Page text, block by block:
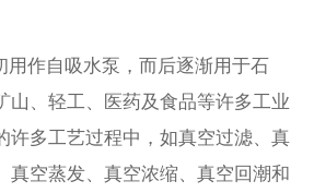
作自吸水泵，而后逐渐用于石
山、轻工、医药及食品等许多工业
许多工艺过程中，如真空过滤、真
真空蒸发、真空浓缩、真空回潮和